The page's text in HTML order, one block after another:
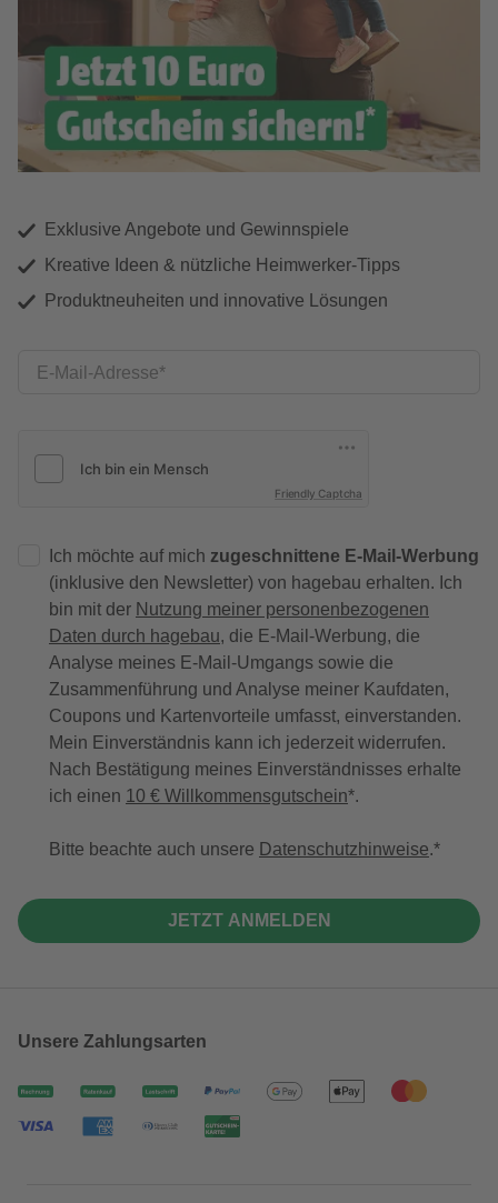
Exklusive Angebote und Gewinnspiele
Kreative Ideen & nützliche Heimwerker-Tipps
Produktneuheiten und innovative Lösungen
E-Mail-Adresse
Friendly Captcha
Ich möchte auf mich zugeschnittene E-Mail-Werbung
(inklusive den Newsletter) von hagebau erhalten. Ich
bin mit der Nutzung meiner personenbezogenen
Daten durch hagebau, die E-Mail-Werbung, die
Analyse meines E-Mail-Umgangs sowie die
Zusammenführung und Analyse meiner Kaufdaten,
Coupons und Kartenvorteile umfasst, einverstanden.
Mein Einverständnis kann ich jederzeit widerrufen.
Nach Bestätigung meines Einverständnisses erhalte
ich einen 10 € Willkommensgutschein*.
Bitte beachte auch unsere Datenschutzhinweise.
JETZT ANMELDEN
Unsere Zahlungsarten